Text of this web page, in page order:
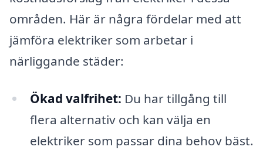
områden. Här är några fördelar med att
jämföra elektriker som arbetar i
närliggande städer:
Ökad valfrihet: Du har tillgång till
flera alternativ och kan välja en
elektriker som passar dina behov bäst.